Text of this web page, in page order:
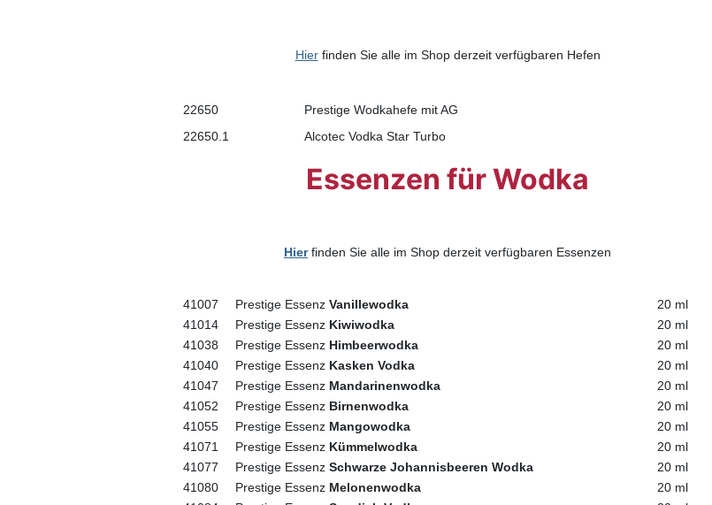
Hierfinden Sie alle im Shop derzeit verfügbaren Hefen
22650
Prestige Wodkahefe mit AG
22650.1
Alcotec Vodka Star Turbo
Essenzen für Wodka
Hierfinden Sie alle im Shop derzeit verfügbaren Essenzen
41007 Prestige Essenz Vanillewodka
20 ml
41014
Prestige Essenz Kiwiwodka
20 ml
41038
Prestige Essenz Himbeerwodka
20 ml
41040
Prestige Essenz Kasken Vodka
20 ml
41047
Prestige Essenz Mandarinenwodka
20 ml
41052
Prestige Essenz Birnenwodka
20 ml
41055
Prestige Essenz Mangowodka
20 ml
41071
Prestige Essenz Kümmelwodka
20 ml
41077
Prestige Essenz Schwarze Johannisbeeren Wodka
20 ml
41080
Prestige Essenz Melonenwodka
20 ml